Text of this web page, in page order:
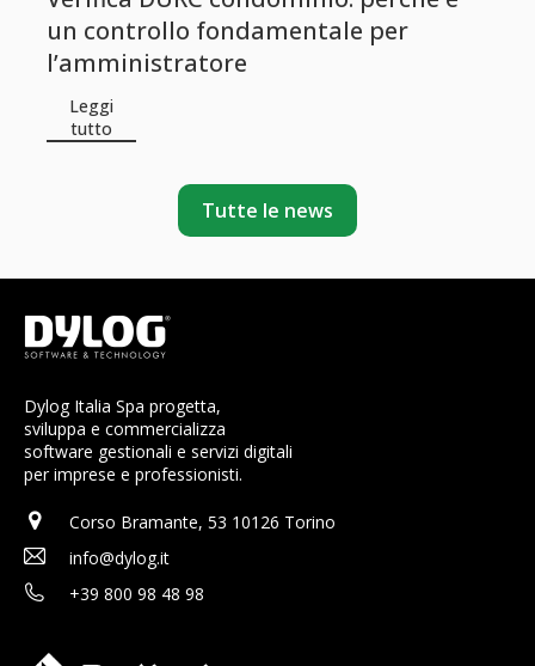
un controllo fondamentale per
l’amministratore
Leggi
tutto
Tutte le news
Dylog Italia Spa progetta,
sviluppa e commercializza
software gestionali e servizi digitali
per imprese e professionisti.
Corso Bramante, 53 10126 Torino
info@dylog.it
+39 800 98 48 98